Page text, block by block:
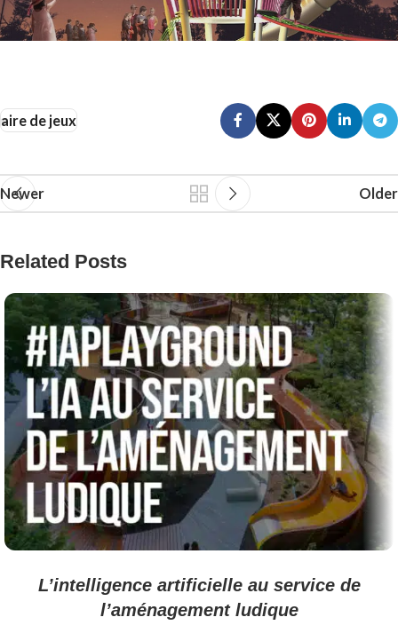
aire de jeux
Newer Older
Related Posts
L’intelligence artificielle au service de
l’aménagement ludique